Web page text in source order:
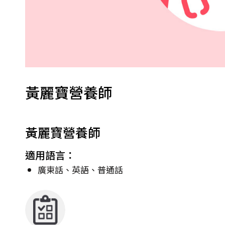
黃麗寶營養師
黃麗寶營養師
適用語言：
廣東話、英語、普通話